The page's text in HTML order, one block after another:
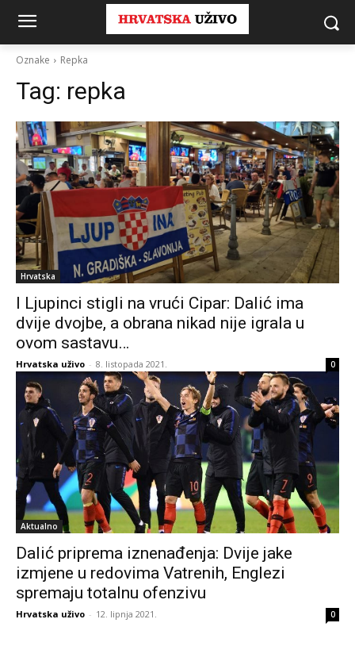
Oznake Repka
Tag: repka
Hrvatska
I Ljupinci stigli na vrući Cipar: Dalić ima
dvije dvojbe, a obrana nikad nije igrala u
ovom sastavu…
Hrvatska uživo - 8. listopada 2021. 0
Aktualno
Dalić priprema iznenađenja: Dvije jake
izmjene u redovima Vatrenih, Englezi
spremaju totalnu ofenzivu
Hrvatska uživo - 12. lipnja 2021. 0